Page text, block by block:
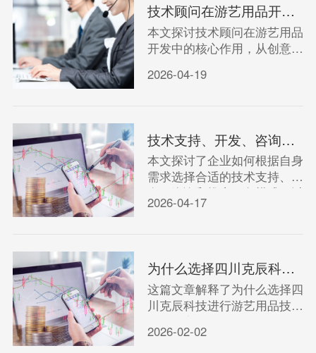
技术顾问在游艺用品开发中扮演着怎样的关键角色？
本文探讨技术顾问在游艺用品
开发中的核心作用，从创意落
障产品安全、趣味性与市场竞
2026-04-19
技术支持、开发、咨询与推广：如何选择适合企业的服务模式？
本文探讨了企业如何根据自身
需求选择合适的技术支持、开
发、咨询和推广服务模式，以
提升效率和竞争力。
2026-04-17
为什么选择四川克辰科技进行游艺用品技术开发？IT咨询指南。
这篇文章解释了为什么选择四
川克辰科技进行游艺用品技术
助您了解公司的优势、服务和
2026-02-02